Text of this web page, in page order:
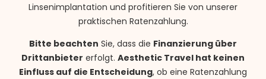
Linsenimplantation und profitieren Sie von unserer
praktischen Ratenzahlung.
Bitte beachten Sie, dass die Finanzierung über
Drittanbieter erfolgt. Aesthetic Travel hat keinen
Einfluss auf die Entscheidung, ob eine Ratenzahlung